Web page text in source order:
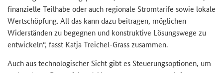
finanzielle Teilhabe oder auch regionale Stromtarife sowie lokale
Wertschöpfung. All das kann dazu beitragen, möglichen
Widerständen zu begegnen und konstruktive Lösungswege zu
entwickeln“, fasst Katja Treichel-Grass zusammen.
Auch aus technologischer Sicht gibt es Steuerungsoptionen, um